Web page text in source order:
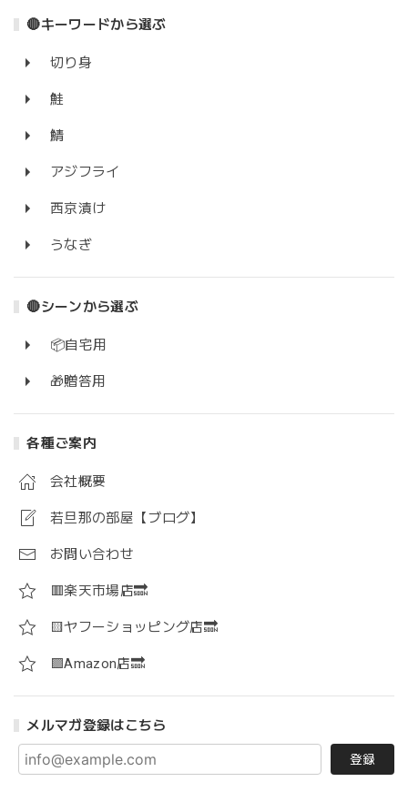
🔴キーワードから選ぶ
切り身
鮭
鯖
アジフライ
西京漬け
うなぎ
🔴シーンから選ぶ
📦自宅用
🎁贈答用
各種ご案内
会社概要
若旦那の部屋【ブログ】
お問い合わせ
🟥楽天市場店🔜
🟨ヤフーショッピング店🔜
🟪Amazon店🔜
メルマガ登録はこちら
登録